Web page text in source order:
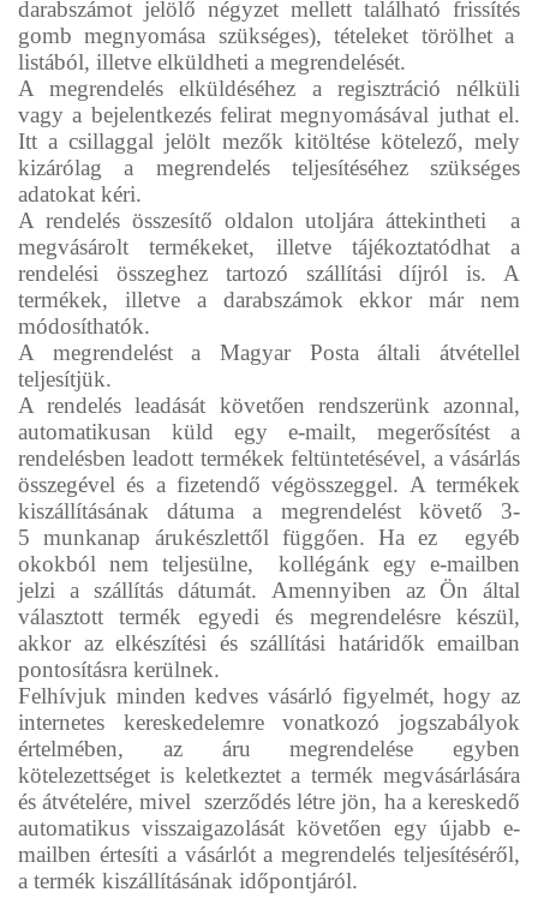
darabszámot jelölő négyzet mellett található frissítés
gomb megnyomása szükséges), tételeket törölhet a
listából, illetve elküldheti a megrendelését.
A megrendelés elküldéséhez a regisztráció nélküli
vagy a bejelentkezés felirat megnyomásával juthat el.
Itt a csillaggal jelölt mezők kitöltése kötelező, mely
kizárólag a megrendelés teljesítéséhez szükséges
adatokat kéri.
A rendelés összesítő oldalon utoljára áttekintheti a
megvásárolt termékeket, illetve tájékoztatódhat a
rendelési összeghez tartozó szállítási díjról is. A
termékek, illetve a darabszámok ekkor már nem
módosíthatók.
A megrendelést a Magyar Posta általi átvétellel
teljesítjük.
A rendelés leadását követően rendszerünk azonnal,
automatikusan küld egy e-mailt, megerősítést a
rendelésben leadott termékek feltüntetésével, a vásárlás
összegével és a fizetendő végösszeggel. A termékek
kiszállításának dátuma a megrendelést követő 3-
5 munkanap árukészlettől függően. Ha ez egyéb
okokból nem teljesülne, kollégánk egy e-mailben
jelzi a szállítás dátumát. Amennyiben az Ön által
választott termék egyedi és megrendelésre készül,
akkor az elkészítési és szállítási határidők emailban
pontosításra kerülnek.
Felhívjuk minden kedves vásárló figyelmét, hogy az
internetes kereskedelemre vonatkozó jogszabályok
értelmében, az áru megrendelése egyben
kötelezettséget is keletkeztet a termék megvásárlására
és átvételére, mivel szerződés létre jön, ha a kereskedő
automatikus visszaigazolását követően egy újabb e-
mailben értesíti a vásárlót a megrendelés teljesítéséről,
a termék kiszállításának időpontjáról.